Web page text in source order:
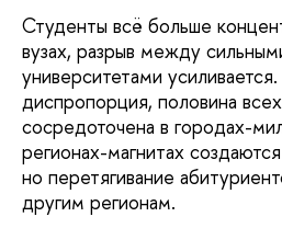
Студенты всё больше
вузах, разрыв между
университетами
диспропорция, половина
сосредоточена в городах-
регионах-магнитах
но перетягивание
другим регионам.